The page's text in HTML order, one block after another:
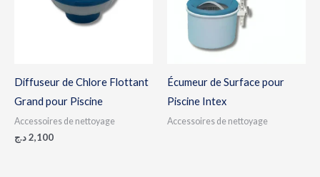
Diffuseur de Chlore Flottant
Grand pour Piscine
Accessoires de nettoyage
2,100د.ج
Écumeur de Surface pour
Piscine Intex
Accessoires de nettoyage